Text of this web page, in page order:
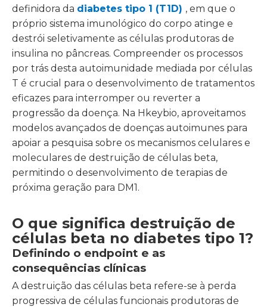
definidora da diabetes tipo 1 (T1D) , em que o
próprio sistema imunológico do corpo atinge e
destrói seletivamente as células produtoras de
insulina no pâncreas. Compreender os processos
por trás desta autoimunidade mediada por células
T é crucial para o desenvolvimento de tratamentos
eficazes para interromper ou reverter a
progressão da doença. Na Hkeybio, aproveitamos
modelos avançados de doenças autoimunes para
apoiar a pesquisa sobre os mecanismos celulares e
moleculares de destruição de células beta,
permitindo o desenvolvimento de terapias de
próxima geração para DM1.
O que significa destruição de
células beta no diabetes tipo 1?
Definindo o endpoint e as
consequências clínicas
A destruição das células beta refere-se à perda
progressiva de células funcionais produtoras de